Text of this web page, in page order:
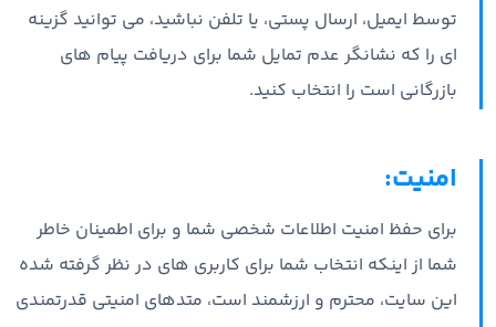
توسط ایمیل، ارسال پستی، یا تلفن نباشید، می توانید گزینه
ای را که نشانگر عدم تمایل شما برای دریافت پیام های
بازرگانی است را انتخاب کنید.
امنیت:
برای حفظ امنیت اطلاعات شخصی شما و برای اطمینان خاطر
شما از اینکه انتخاب شما برای کاربری های در نظر گرفته شده
این سایت، محترم و ارزشمند است، متدهای امنیتی قدرتمندی